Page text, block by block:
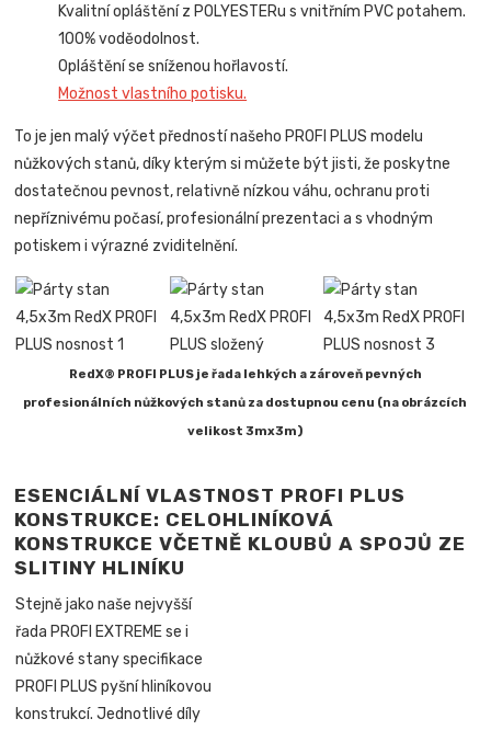
Kvalitní opláštění z POLYESTERu s vnitřním PVC potahem.
100% voděodolnost.
Opláštění se sníženou hořlavostí.
Možnost vlastního potisku.
To je jen malý výčet předností našeho PROFI PLUS modelu
nůžkových stanů, díky kterým si můžete být jisti, že poskytne
dostatečnou pevnost, relativně nízkou váhu, ochranu proti
nepříznivému počasí, profesionální prezentaci a s vhodným
potiskem i výrazné zviditelnění.
RedX® PROFI PLUS je řada lehkých a zároveň pevných
profesionálních nůžkových stanů za dostupnou cenu (na obrázcích
velikost 3mx3m)
ESENCIÁLNÍ VLASTNOST PROFI PLUS
KONSTRUKCE: CELOHLINÍKOVÁ
KONSTRUKCE VČETNĚ KLOUBŮ A SPOJŮ ZE
SLITINY HLINÍKU
Stejně jako naše nejvyšší
řada PROFI EXTREME se i
nůžkové stany specifikace
PROFI PLUS pyšní hliníkovou
konstrukcí. Jednotlivé díly